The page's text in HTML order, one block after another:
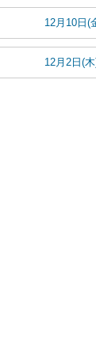
12月10日(
12月2日(